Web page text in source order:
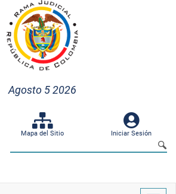
Agosto 5 2026
Mapa del Sitio Iniciar Sesión